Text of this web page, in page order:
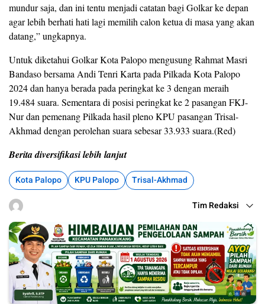
mundur saja, dan ini tentu menjadi catatan bagi Golkar ke depan
agar lebih berhati hati lagi memilih calon ketua di masa yang akan
datang,” ungkapnya.
Untuk diketahui Golkar Kota Palopo mengusung Rahmat Masri
Bandaso bersama Andi Tenri Karta pada Pilkada Kota Palopo
2024 dan hanya berada pada peringkat ke 3 dengan meraih
19.484 suara. Sementara di posisi peringkat ke 2 pasangan FKJ-
Nur dan pemenang Pilkada hasil pleno KPU pasangan Trisal-
Akhmad dengan perolehan suara sebesar 33.933 suara.(Red)
Berita diversifikasi lebih lanjut
Kota Palopo KPU Palopo Trisal-Akhmad
Tim Redaksi